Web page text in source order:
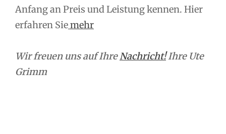
Anfang an Preis und Leistung kennen. Hier
erfahren Siemehr
Wir freuen uns auf IhreNachricht!Ihre Ute
Grimm